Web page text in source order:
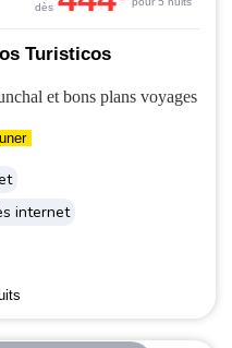
Turisticos
internet
dès